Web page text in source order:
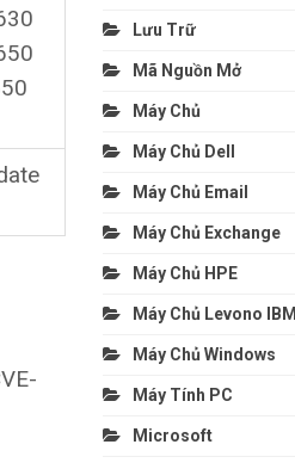
Lưu Trữ
Mã Nguồn Mở
Máy Chủ
Máy Chủ Dell
Máy Chủ Email
Máy Chủ Exchange
Máy Chủ HPE
Máy Chủ Levono IBM
Máy Chủ Windows
Máy Tính PC
Microsoft